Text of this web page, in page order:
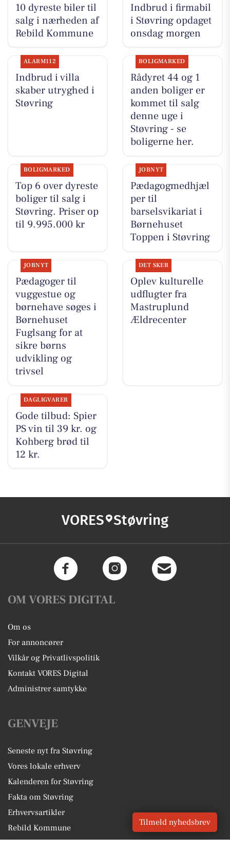
10 dyreste biler til
salg i nærheden af
Rebild Kommune
Indbrud i firmabil
i Støvring opdaget
onsdag morgen
ALARM112
Indbrud i villa
skaber utryghed i
Støvring
BOLIGMARKED
Rådyret 44 og 1
anden boliger er
kommet til salg
denne uge i
Støvring - se
boligerne her.
BOLIGMARKED
Top 6 over dyreste
boliger til salg i
Støvring. Priser op
til 9.995.000 kr
JOBNYT
Pædagogmedhjæl
per til
barselsvikariat i
Børnehuset
Toppen i Støvring
JOBNYT
Pædagoger til
vuggestue og
børnehave søges i
Børnehuset
Fuglsang for at
sikre børns
udvikling og
trivsel
DET SKER
Oplev kulturelle
udflugter fra
Mastruplund
Ældrecenter
DAGLIGVARER
Gode tilbud: Spier
PS vin til 39 kr. og
Kohberg brød til
12 kr.
VORES Støvring
OM VORES DIGITAL
Om os
For annoncører
Vilkår og Privatlivspolitik
Kontakt VORES Digital
Administrer samtykke
GENVEJE
Seneste nyt fra Støvring
Vores lokale erhverv
Kalenderen for Støvring
Fakta om Støvring
Erhvervsartikler
Rebild Kommune
Tilmeld nyhedsbrev